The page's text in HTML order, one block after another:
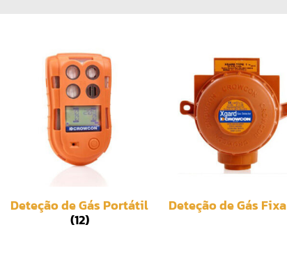
Deteção de Gás Portátil
(12)
Deteção de Gás Fixa